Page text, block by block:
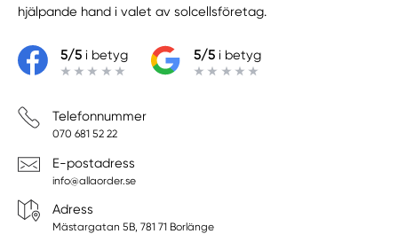
hjälpande hand i valet av solcellsföretag.
5/5i betyg 5/5i betyg
Telefonnummer
070 681 52 22
E-postadress
info@allaorder.se
Adress
Mästargatan 5B, 781 71 Borlänge